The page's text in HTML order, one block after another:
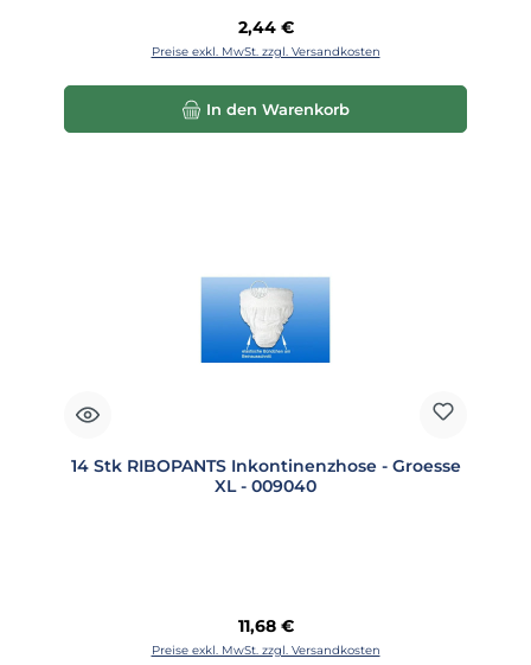
Regulärer Preis:
2,44 €
Preise exkl. MwSt. zzgl. Versandkosten
In den Warenkorb
14 Stk RIBOPANTS Inkontinenzhose - Groesse
XL - 009040
Regulärer Preis:
11,68 €
Preise exkl. MwSt. zzgl. Versandkosten